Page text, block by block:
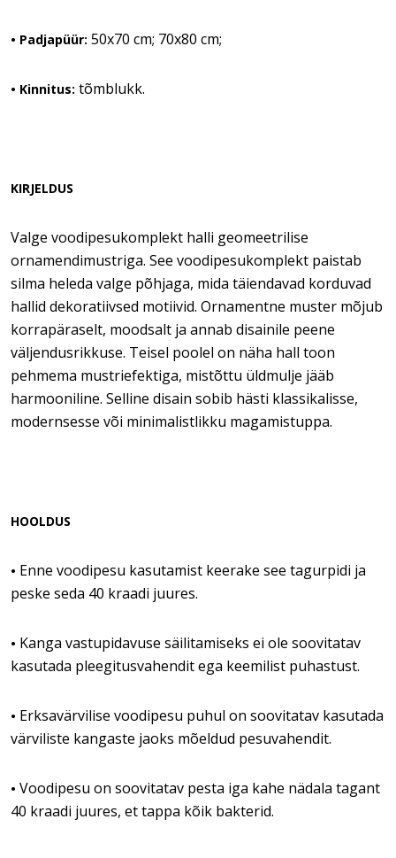
• Padjapüür: 50x70 cm; 70x80 cm;
• Kinnitus: tõmblukk.
KIRJELDUS
Valge voodipesukomplekt halli geomeetrilise
ornamendimustriga. See voodipesukomplekt paistab
silma heleda valge põhjaga, mida täiendavad korduvad
hallid dekoratiivsed motiivid. Ornamentne muster mõjub
korrapäraselt, moodsalt ja annab disainile peene
väljendusrikkuse. Teisel poolel on näha hall toon
pehmema mustriefektiga, mistõttu üldmulje jääb
harmooniline. Selline disain sobib hästi klassikalisse,
modernsesse või minimalistlikku magamistuppa.
HOOLDUS
• Enne voodipesu kasutamist keerake see tagurpidi ja
peske seda 40 kraadi juures.
• Kanga vastupidavuse säilitamiseks ei ole soovitatav
kasutada pleegitusvahendit ega keemilist puhastust.
• Erksavärvilise voodipesu puhul on soovitatav kasutada
värviliste kangaste jaoks mõeldud pesuvahendit.
• Voodipesu on soovitatav pesta iga kahe nädala tagant
40 kraadi juures, et tappa kõik bakterid.